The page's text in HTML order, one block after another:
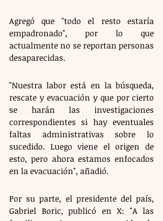
Agregó que "todo el resto estaría
empadronado", por lo que
actualmente no se reportan personas
desaparecidas.
"Nuestra labor está en la búsqueda,
rescate y evacuación y que por cierto
se harán las investigaciones
correspondientes si hay eventuales
faltas administrativas sobre lo
sucedido. Luego viene el origen de
esto, pero ahora estamos enfocados
en la evacuación", añadió.
Por su parte, el presidente del país,
Gabriel Boric, publicó en X: "A las